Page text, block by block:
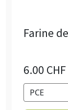
Farine
6.00 CHF